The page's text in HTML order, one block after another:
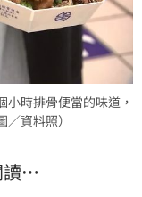
時排骨便當的味道，
資料照）
讀…